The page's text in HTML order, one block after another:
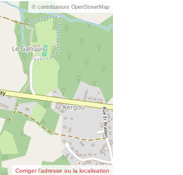
© contributeurs OpenStreetMap
Corriger l’adresse ou la localisation